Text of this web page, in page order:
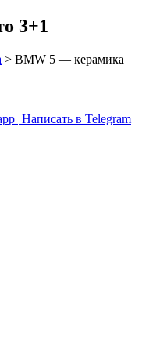
3+1
> BMW 5 — керамика
Написать в Telegram